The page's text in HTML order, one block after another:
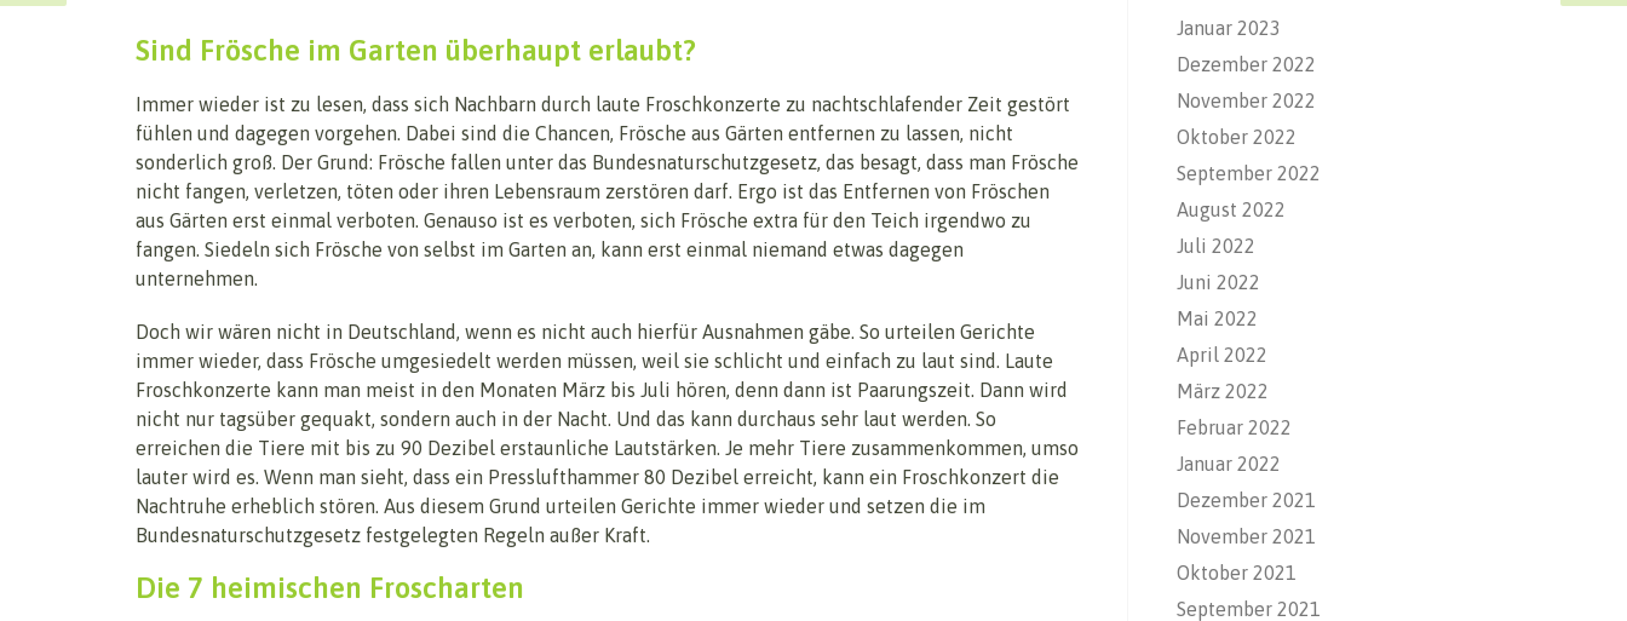
Sind Frösche im Garten überhaupt erlaubt?
Immer wieder ist zu lesen, dass sich Nachbarn durch laute Froschkonzerte zu nachtschlafender Zeit gestört
fühlen und dagegen vorgehen. Dabei sind die Chancen, Frösche aus Gärten entfernen zu lassen, nicht
sonderlich groß. Der Grund: Frösche fallen unter das Bundesnaturschutzgesetz, das besagt, dass man Frösche
nicht fangen, verletzen, töten oder ihren Lebensraum zerstören darf. Ergo ist das Entfernen von Fröschen
aus Gärten erst einmal verboten. Genauso ist es verboten, sich Frösche extra für den Teich irgendwo zu
fangen. Siedeln sich Frösche von selbst im Garten an, kann erst einmal niemand etwas dagegen
unternehmen.
Doch wir wären nicht in Deutschland, wenn es nicht auch hierfür Ausnahmen gäbe. So urteilen Gerichte
immer wieder, dass Frösche umgesiedelt werden müssen, weil sie schlicht und einfach zu laut sind. Laute
Froschkonzerte kann man meist in den Monaten März bis Juli hören, denn dann ist Paarungszeit. Dann wird
nicht nur tagsüber gequakt, sondern auch in der Nacht. Und das kann durchaus sehr laut werden. So
erreichen die Tiere mit bis zu 90 Dezibel erstaunliche Lautstärken. Je mehr Tiere zusammenkommen, umso
lauter wird es. Wenn man sieht, dass ein Presslufthammer 80 Dezibel erreicht, kann ein Froschkonzert die
Nachtruhe erheblich stören. Aus diesem Grund urteilen Gerichte immer wieder und setzen die im
Bundesnaturschutzgesetz festgelegten Regeln außer Kraft.
Die 7 heimischen Froscharten
Januar 2023
Dezember 2022
November 2022
Oktober 2022
September 2022
August 2022
Juli 2022
Juni 2022
Mai 2022
April 2022
März 2022
Februar 2022
Januar 2022
Dezember 2021
November 2021
Oktober 2021
September 2021